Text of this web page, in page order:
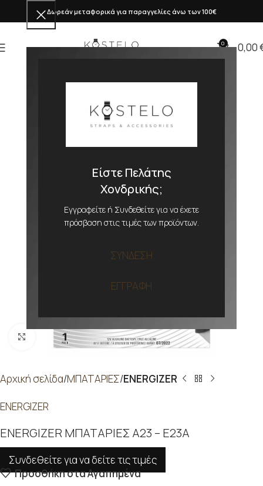
Είστε Πελάτης
Χονδρικής;
Εγγραφείτε ή Συνδεθείτε για να έχετε
πρόσβαση στις τιμές των προϊόντων.
ΣΥΝΔΕΣΗ
ΕΓΓΡΑΦΗ
Δωρεάν μεταφορικά για παραγγελίες άνω των 100€
0 0,00
Προβολή
Αρχική σελίδα ΜΠΑΤΑΡΙΕΣ ENERGIZER
ENERGIZER
ENERGIZER ΜΠΑΤΑΡΙΕΣ A23 – E23A
Συνδεθείτε για να δείτε τις τιμές
Προσθήκη στα Αγαπημένα